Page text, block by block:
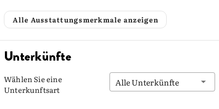
Alle Ausstattungsmerkmale anzeigen
Unterkünfte
Wählen Sie eine
Unterkunftsart
Alle Unterkünfte